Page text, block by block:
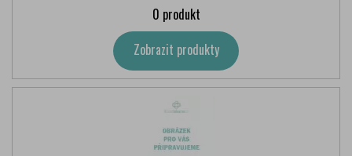
0 produkt
Zobrazit produkty